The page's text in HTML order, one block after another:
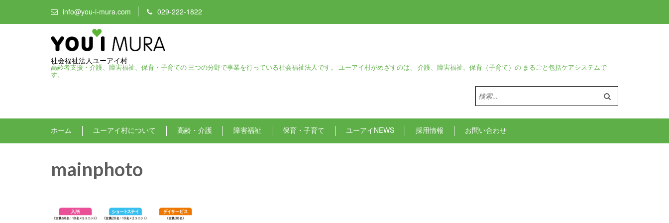
info@you-i-mura.com 029-222-1822
社会福祉法人ユーアイ村
高齢者支援・介護、障害福祉、保育・子育ての 三つの分野で事業を行っている社会福祉法人です。 ユーアイ村がめざすのは、 介護、障害福祉、保育（子育て）の まるごと包括ケアシステムで
す。
検
索:
ホーム ユーアイ村について 高齢・介護 障害福祉 保育・子育て ユーアイNEWS 採用情報 お問い合わせ
mainphoto